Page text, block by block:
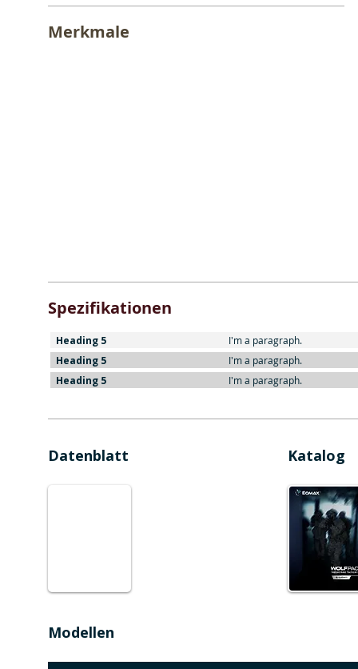
Merkmale
Spezifikationen
Heading 5 I'm a paragraph.
Heading 5 I'm a paragraph.
Heading 5 I'm a paragraph.
Datenblatt Katalog
Modellen